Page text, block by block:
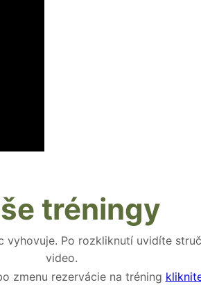
tréningy
vyhovuje. Po rozkliknutí uvidíte
video.
zmenu rezervácie na tréning